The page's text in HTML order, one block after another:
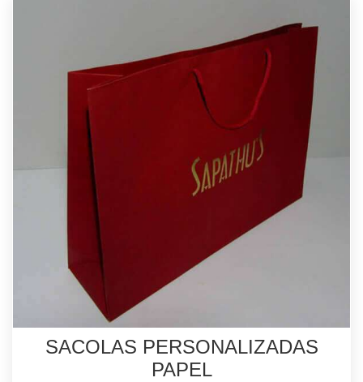
SACOLAS PERSONALIZADAS
PAPEL